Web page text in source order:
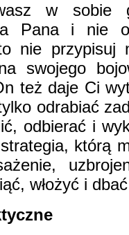
w sobie
Pana i nie
nie przypisuj
swojego
też daje Ci
odrabiać
odbierać i
którą
włożyć i